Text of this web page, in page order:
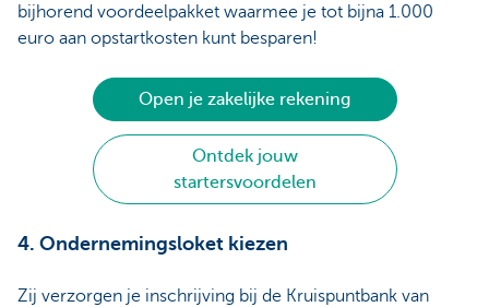
bijhorend voordeelpakket waarmee je tot bijna 1.000
euro aan opstartkosten kunt besparen!
Open je zakelijke rekening
Ontdek jouw
startersvoordelen
4. Ondernemingsloket kiezen
Zij verzorgen je inschrijving bij de Kruispuntbank van